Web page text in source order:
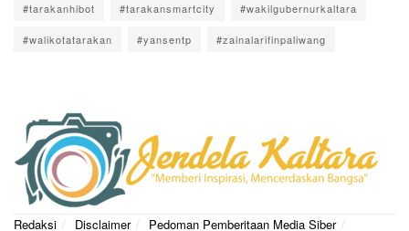
#tarakanhibot #tarakansmartcity #wakilgubernurkaltara
#walikotatarakan #yansentp #zainalarifinpaliwang
Redaksi Disclaimer Pedoman Pemberitaan Media Siber